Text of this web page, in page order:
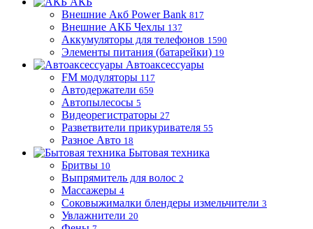
Внешние Акб Power Bank 817
Внешние АКБ Чехлы 137
Аккумуляторы для телефонов 1590
Элементы питания (батарейки) 19
Автоаксессуары
FM модуляторы 117
Автодержатели 659
Автопылесосы 5
Видеорегистраторы 27
Разветвители прикуривателя 55
Разное Авто 18
Бытовая техника
Бритвы 10
Выпрямитель для волос 2
Массажеры 4
Соковыжималки блендеры измельчители 3
Увлажнители 20